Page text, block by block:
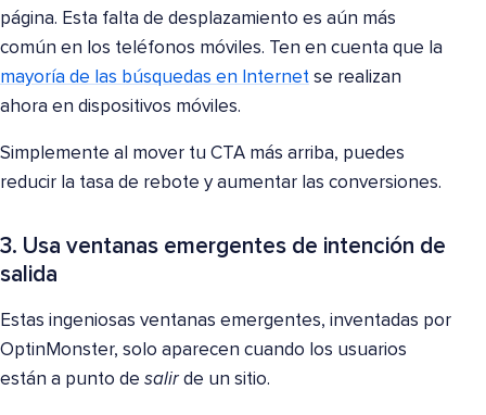
página. Esta falta de desplazamiento es aún más
común en los teléfonos móviles. Ten en cuenta que la
mayoría de las búsquedas en Internet se realizan
ahora en dispositivos móviles.
Simplemente al mover tu CTA más arriba, puedes
reducir la tasa de rebote y aumentar las conversiones.
3. Usa ventanas emergentes de intención de
salida
Estas ingeniosas ventanas emergentes, inventadas por
OptinMonster, solo aparecen cuando los usuarios
están a punto de salirde un sitio.